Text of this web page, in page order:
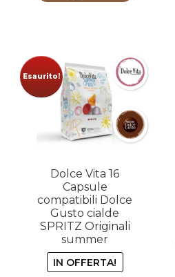
Esaurito!
Dolce Vita 16
Capsule
compatibili Dolce
Gusto cialde
SPRITZ Originali
summer
IN OFFERTA!